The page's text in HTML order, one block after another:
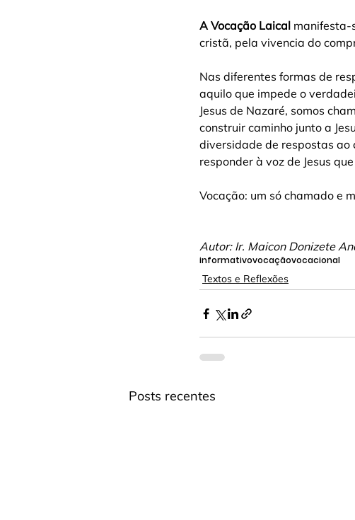
A Vocação Laical manifesta-
cristã, pela vivencia do
Nas diferentes formas de
aquilo que impede o
Jesus de Nazaré, somos
construir caminho junto a
diversidade de respostas ao
responder à voz de Jesus
Vocação: um só chamado e
Autor: Ir. Maicon Donizete
informativovocaçãovocacional
Textos e Reflexões
Posts recentes